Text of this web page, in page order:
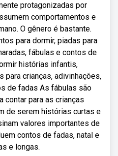
protagonizadas por
comportamentos e
O gênero é bastante.
para dormir, piadas para
fábulas e contos de
histórias infantis,
para crianças, adivinhações,
de fadas As fábulas são
contar para as crianças
de serem histórias curtas e
valores importantes de
contos de fadas, natal e
e longas.